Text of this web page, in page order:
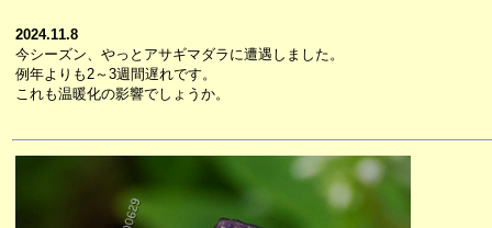
2024.11.8
今シーズン、やっとアサギマダラに遭遇しました。
例年よりも2～3週間遅れです。
これも温暖化の影響でしょうか。